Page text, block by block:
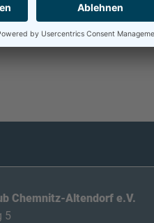
Chemnitz-Altendorf e.V.
5